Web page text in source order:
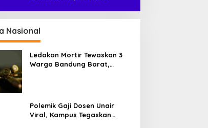
Nasional
Ledakan Mortir Tewaskan 3
Warga Bandung Barat,
Polemik Gaji Dosen Unair
Viral, Kampus Tegaskan